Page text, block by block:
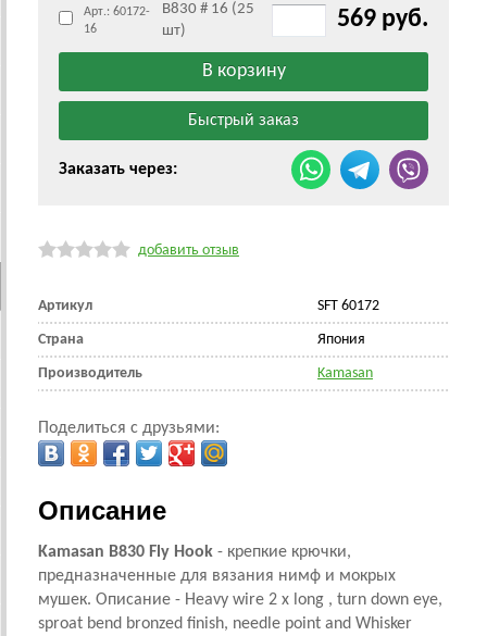
Арт.: 60172-
16
B830 # 16 (25
шт)
569 руб.
Заказать через:
добавить отзыв
Артикул SFT 60172
Страна Япония
Производитель Kamasan
Поделиться с друзьями:
Описание
Kamasan B830 Fly Hook - крепкие крючки,
предназначенные для вязания нимф и мокрых
мушек. Описание - Heavy wire 2 x long , turn down eye,
sproat bend bronzed finish, needle point and Whisker